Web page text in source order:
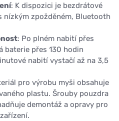
: K dispozici je bezdrátové
nízkým zpožděném, Bluetooth
: Po plném nabití přes
baterie přes 130 hodin
nabití vystačí až na 3,5
pro výrobu myši obsahuje
plastu. Šrouby pouzdra
demontáž a opravy pro